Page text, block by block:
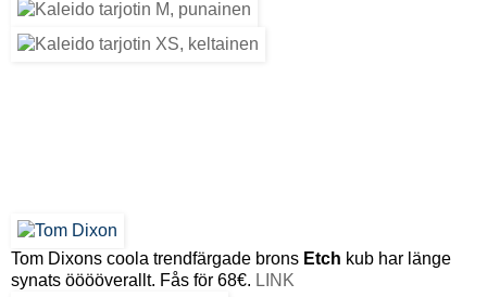
Tom Dixons coola trendfärgade brons Etch kub har länge
synats ööööverallt. Fås för 68€. LINK